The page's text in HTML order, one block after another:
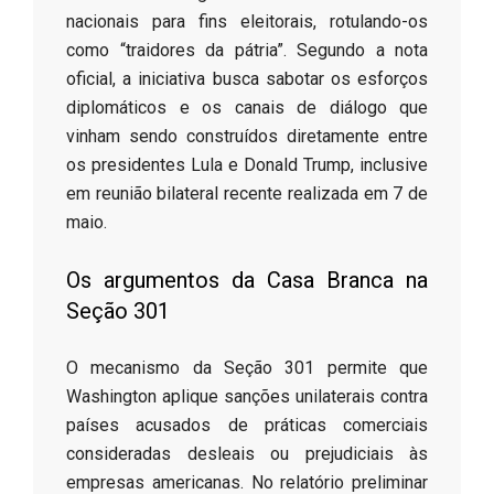
nacionais para fins eleitorais, rotulando-os
como “traidores da pátria”. Segundo a nota
oficial, a iniciativa busca sabotar os esforços
diplomáticos e os canais de diálogo que
vinham sendo construídos diretamente entre
os presidentes Lula e Donald Trump, inclusive
em reunião bilateral recente realizada em 7 de
maio.
Os argumentos da Casa Branca na
Seção 301
O mecanismo da Seção 301 permite que
Washington aplique sanções unilaterais contra
países acusados de práticas comerciais
consideradas desleais ou prejudiciais às
empresas americanas. No relatório preliminar